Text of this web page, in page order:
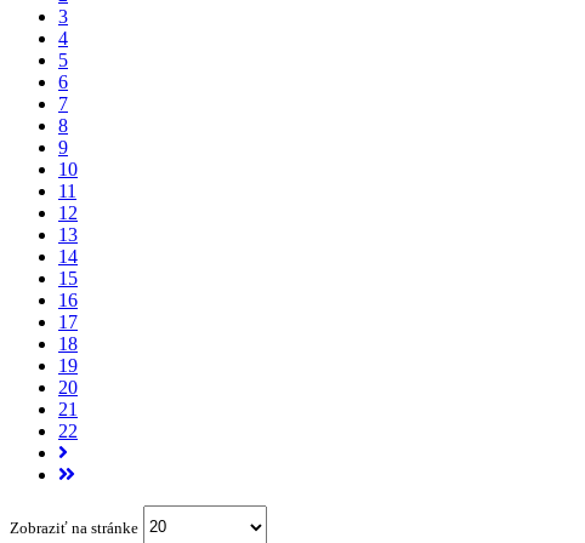
3
4
5
6
7
8
9
10
11
12
13
14
15
16
17
18
19
20
21
22
Zobraziť na stránke